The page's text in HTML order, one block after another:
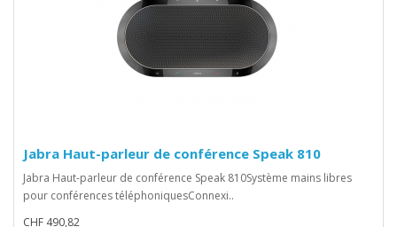
Jabra Haut-parleur de conférence Speak 810
Jabra Haut-parleur de conférence Speak 810Système mains libres
pour conférences téléphoniquesConnexi..
CHF 490,82